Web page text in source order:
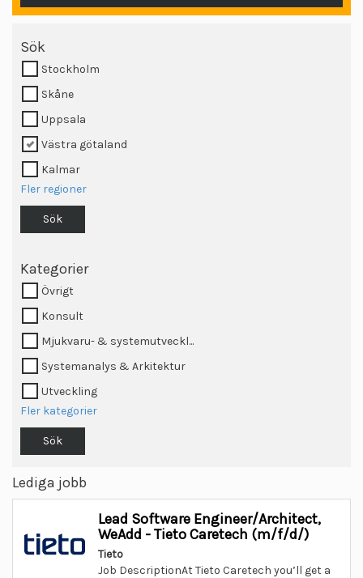
Sök
Stockholm
Skåne
Uppsala
Västra götaland
Kalmar
Fler regioner
Sök
Kategorier
Övrigt
Konsult
Mjukvaru- & systemutveckl...
Systemanalys & Arkitektur
Utveckling
Fler kategorier
Sök
Lediga jobb
Lead Software Engineer/Architect,
WeAdd - Tieto Caretech (m/f/d/)
Tieto
Job DescriptionAt Tieto Caretech you’ll get a